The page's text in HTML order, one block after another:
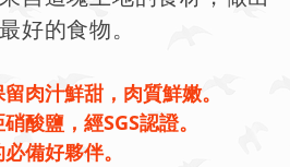
好的食物。
肉汁鮮甜，肉質鮮嫩。
酸鹽，經SGS認證。
備好夥伴。